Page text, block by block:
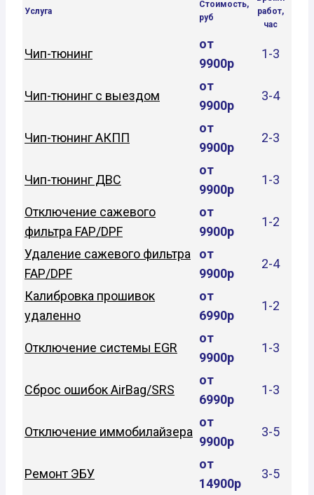
Услуга
Стоимость,
руб
работ,
час
Чип-тюнинг
от
9900р
1-3
Чип-тюнинг с выездом
от
9900р
3-4
Чип-тюнинг АКПП
от
9900р
2-3
Чип-тюнинг ДВС
от
9900р
1-3
Отключение сажевого
фильтра FAP/DPF
от
9900р
1-2
Удаление сажевого фильтра
FAP/DPF
от
9900р
2-4
Калибровка прошивок
удаленно
от
6990р
1-2
Отключение системы EGR
от
9900р
1-3
Сброс ошибок AirBag/SRS
от
6990р
1-3
Отключение иммобилайзера
от
9900р
3-5
Ремонт ЭБУ
от
14900р
3-5